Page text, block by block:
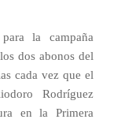
la campaña
dos abonos del
cada vez que el
Rodríguez
en la Primera